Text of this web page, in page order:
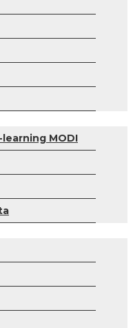
MODI